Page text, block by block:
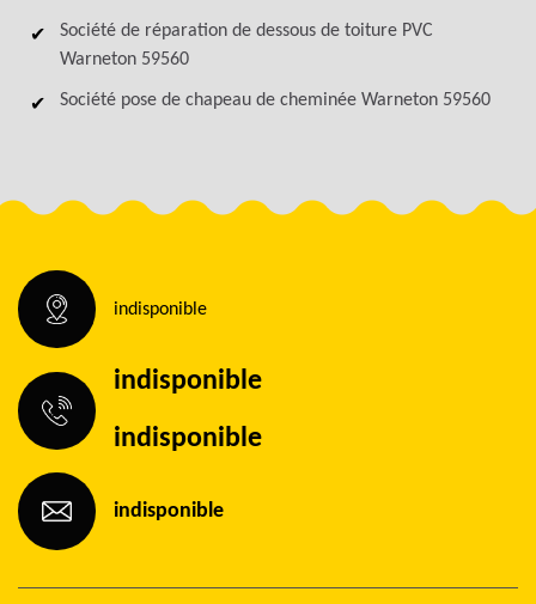
Société de réparation de dessous de toiture PVC
Warneton 59560
Société pose de chapeau de cheminée Warneton 59560
indisponible
indisponible
indisponible
indisponible